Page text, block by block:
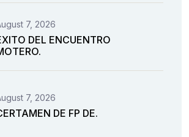
7, 2026
DEL ENCUENTRO
7, 2026
DE FP DE.